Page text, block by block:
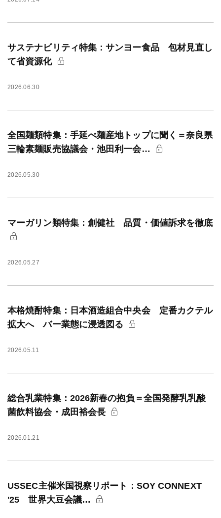
サステナビリティ特集：サンヨー食品 包材見直し
て省資源化
2026.06.30
全国麺類特集：手延べ麺産地トップに聞く＝奈良県
三輪素麺販売協議会・池田利一会…
2026.05.30
マーガリン類特集：創健社 品質・価値訴求を徹底
2026.05.27
本格焼酎特集：日本酒造組合中央会 定番カクテル
拡大へ バー業態に浸透図る
2026.05.11
総合乳業特集：2026新春の抱負＝全国発酵乳乳酸
菌飲料協会・成田裕会長
2026.01.21
USSEC主催米国視察リポート：SOY CONNEXT
'25 世界大豆会議…